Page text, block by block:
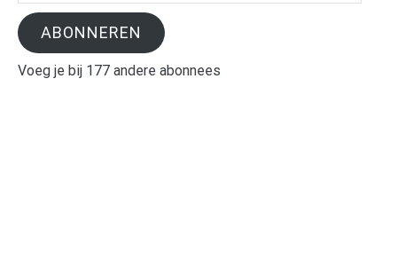
ABONNEREN
Voeg je bij 177 andere abonnees